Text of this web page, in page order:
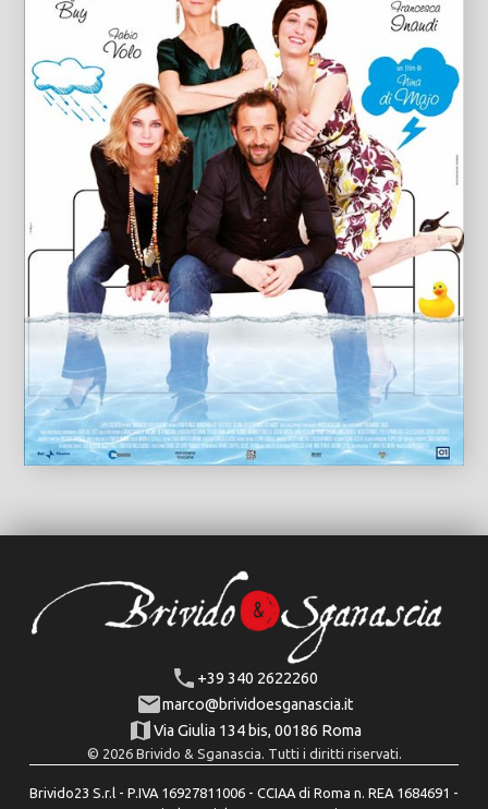
+39 340 2622260
marco@brividoesganascia.it
Via Giulia 134 bis, 00186 Roma
© 2026 Brivido & Sganascia. Tutti i diritti riservati.
Brivido23 S.r.l - P.IVA 16927811006 - CCIAA di Roma n. REA 1684691 -